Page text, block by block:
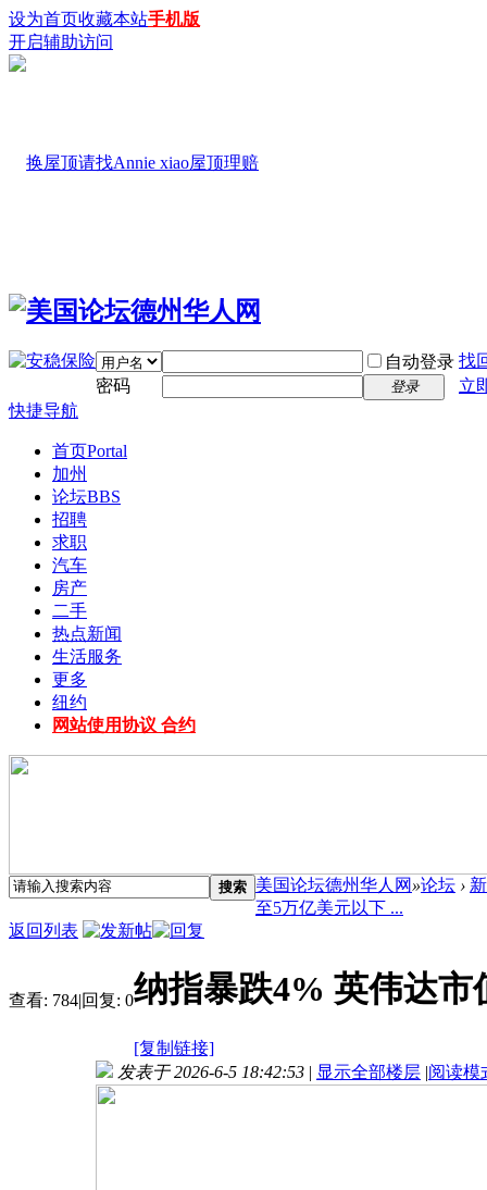
设为首页收藏本站手机版
开启辅助访问
自动登录 找
密码
登录
立
快捷导航
首页Portal
加州
论坛BBS
招聘
求职
汽车
房产
二手
热点新闻
生活服务
更多
纽约
网站使用协议 合约
搜索 美国论坛德州华人网 »论坛 ›
至5万亿美元以下 ...
返回列表
查看: 784|回复: 0纳指暴跌4% 英伟达市
[复制链接]
发表于 2026-6-5 18:42:53 | 显示全部楼层 |阅读模